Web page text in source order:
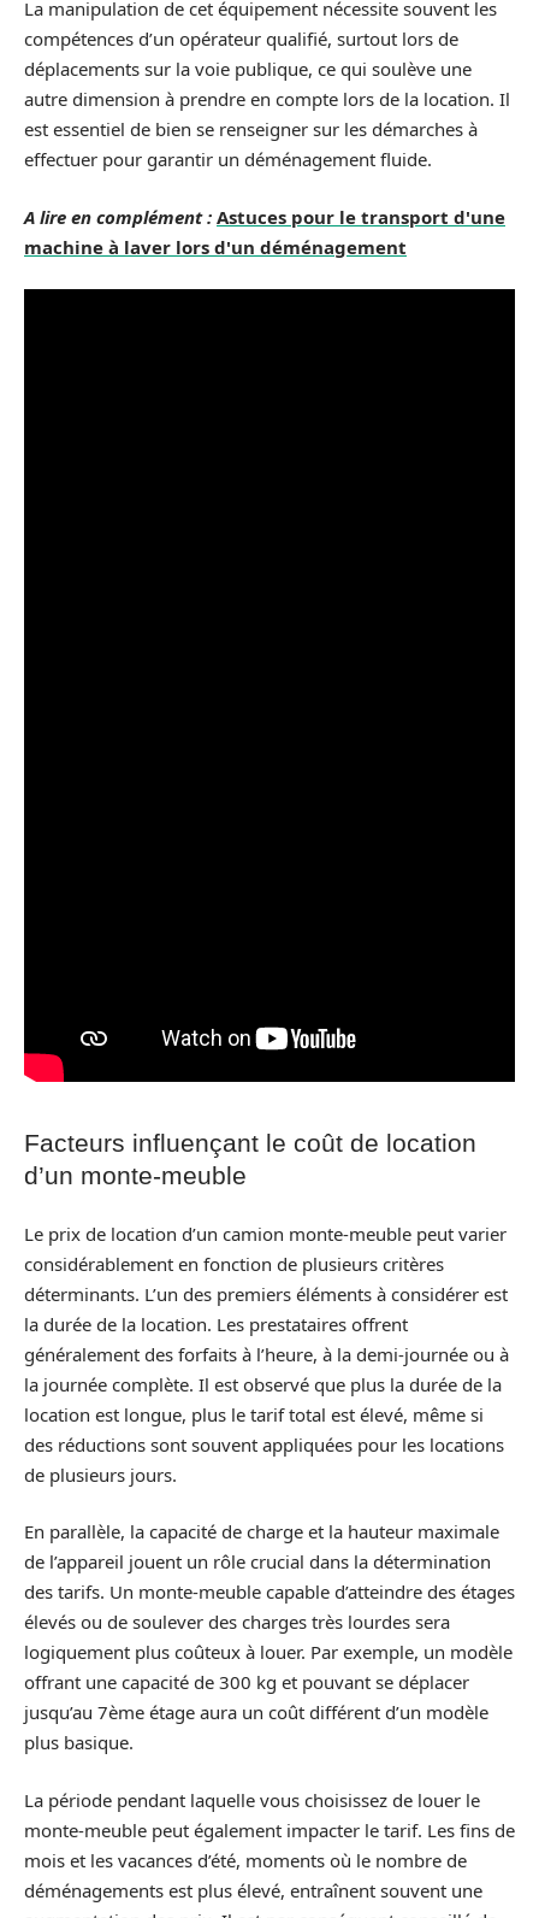
La manipulation de cet équipement nécessite souvent les
compétences d’un opérateur qualifié, surtout lors de
déplacements sur la voie publique, ce qui soulève une
autre dimension à prendre en compte lors de la location. Il
est essentiel de bien se renseigner sur les démarches à
effectuer pour garantir un déménagement fluide.
A lire en complément : Astuces pour le transport d'une
machine à laver lors d'un déménagement
Facteurs influençant le coût de location
d’un monte-meuble
Le prix de location d’un camion monte-meuble peut varier
considérablement en fonction de plusieurs critères
déterminants. L’un des premiers éléments à considérer est
la durée de la location. Les prestataires offrent
généralement des forfaits à l’heure, à la demi-journée ou à
la journée complète. Il est observé que plus la durée de la
location est longue, plus le tarif total est élevé, même si
des réductions sont souvent appliquées pour les locations
de plusieurs jours.
En parallèle, la capacité de charge et la hauteur maximale
de l’appareil jouent un rôle crucial dans la détermination
des tarifs. Un monte-meuble capable d’atteindre des étages
élevés ou de soulever des charges très lourdes sera
logiquement plus coûteux à louer. Par exemple, un modèle
offrant une capacité de 300 kg et pouvant se déplacer
jusqu’au 7ème étage aura un coût différent d’un modèle
plus basique.
La période pendant laquelle vous choisissez de louer le
monte-meuble peut également impacter le tarif. Les fins de
mois et les vacances d’été, moments où le nombre de
déménagements est plus élevé, entraînent souvent une